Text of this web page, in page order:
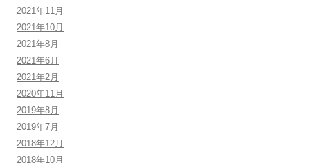
2021年11月
2021年10月
2021年8月
2021年6月
2021年2月
2020年11月
2019年8月
2019年7月
2018年12月
2018年10月